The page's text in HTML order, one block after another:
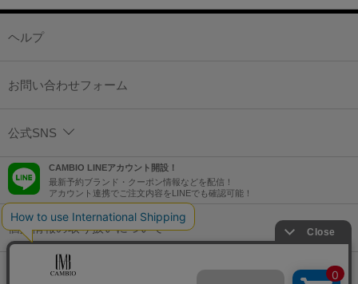
ヘルプ
お問い合わせフォーム
公式SNS
CAMBIO LINEアカウント開設！
最新予約ブランド・クーポン情報などを配信！
アカウント連携でご注文内容をLINEでも確認可能！
個人情報の取り扱いについて
特定商取引法に基づく表示